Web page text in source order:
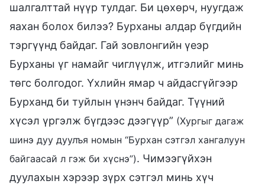
шалгалттай нүүр тулдаг. Би цөхөрч, нуугдаж
яахан болох билээ? Бурханы алдар бүгдийн
тэргүүнд байдаг. Гай зовлонгийн үеэр
Бурханы үг намайг чиглүүлж, итгэлийг минь
төгс болгодог. Үхлийн ямар ч айдасгүйгээр
Бурханд би туйлын үнэнч байдаг. Түүний
хүсэл үргэлж бүгдээс дээгүүр” (Хургыг дагаж
шинэ дуу дуулъя номын “Бурхан сэтгэл хангалуун
байгаасай л гэж би хүснэ”). Чимээгүйхэн
дуулахын хэрээр зүрх сэтгэл минь хүч